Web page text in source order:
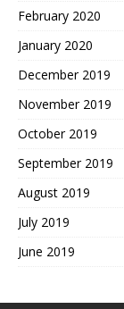
February 2020
January 2020
December 2019
November 2019
October 2019
September 2019
August 2019
July 2019
June 2019